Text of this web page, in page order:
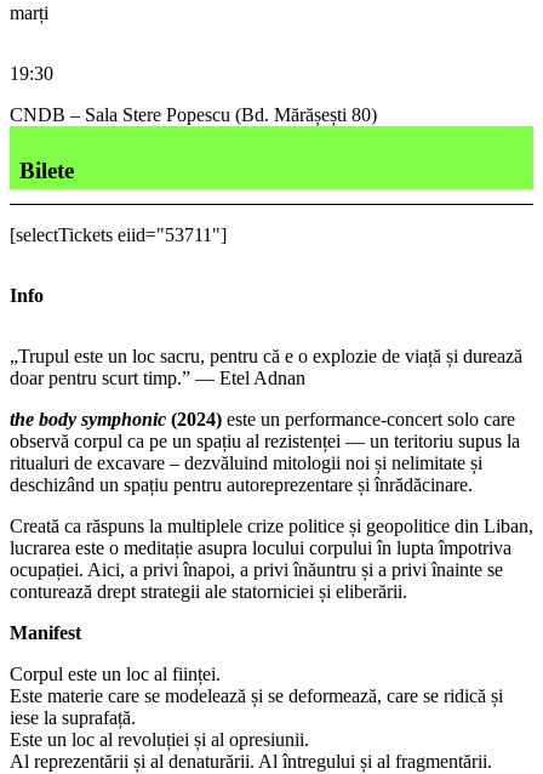
marți
19:30
CNDB – Sala Stere Popescu (Bd. Mărășești 80)
Bilete
[selectTickets eiid="53711"]
Info
„Trupul este un loc sacru, pentru că e o explozie de viață și durează
doar pentru scurt timp.” — Etel Adnan
the body symphonic (2024) este un performance-concert solo care
observă corpul ca pe un spațiu al rezistenței — un teritoriu supus la
ritualuri de excavare – dezvăluind mitologii noi și nelimitate și
deschizând un spațiu pentru autoreprezentare și înrădăcinare.
Creată ca răspuns la multiplele crize politice și geopolitice din Liban,
lucrarea este o meditație asupra locului corpului în lupta împotriva
ocupației. Aici, a privi înapoi, a privi înăuntru și a privi înainte se
conturează drept strategii ale statorniciei și eliberării.
Manifest
Corpul este un loc al ființei.
Este materie care se modelează și se deformează, care se ridică și
iese la suprafață.
Este un loc al revoluției și al opresiunii.
Al reprezentării și al denaturării. Al întregului și al fragmentării.